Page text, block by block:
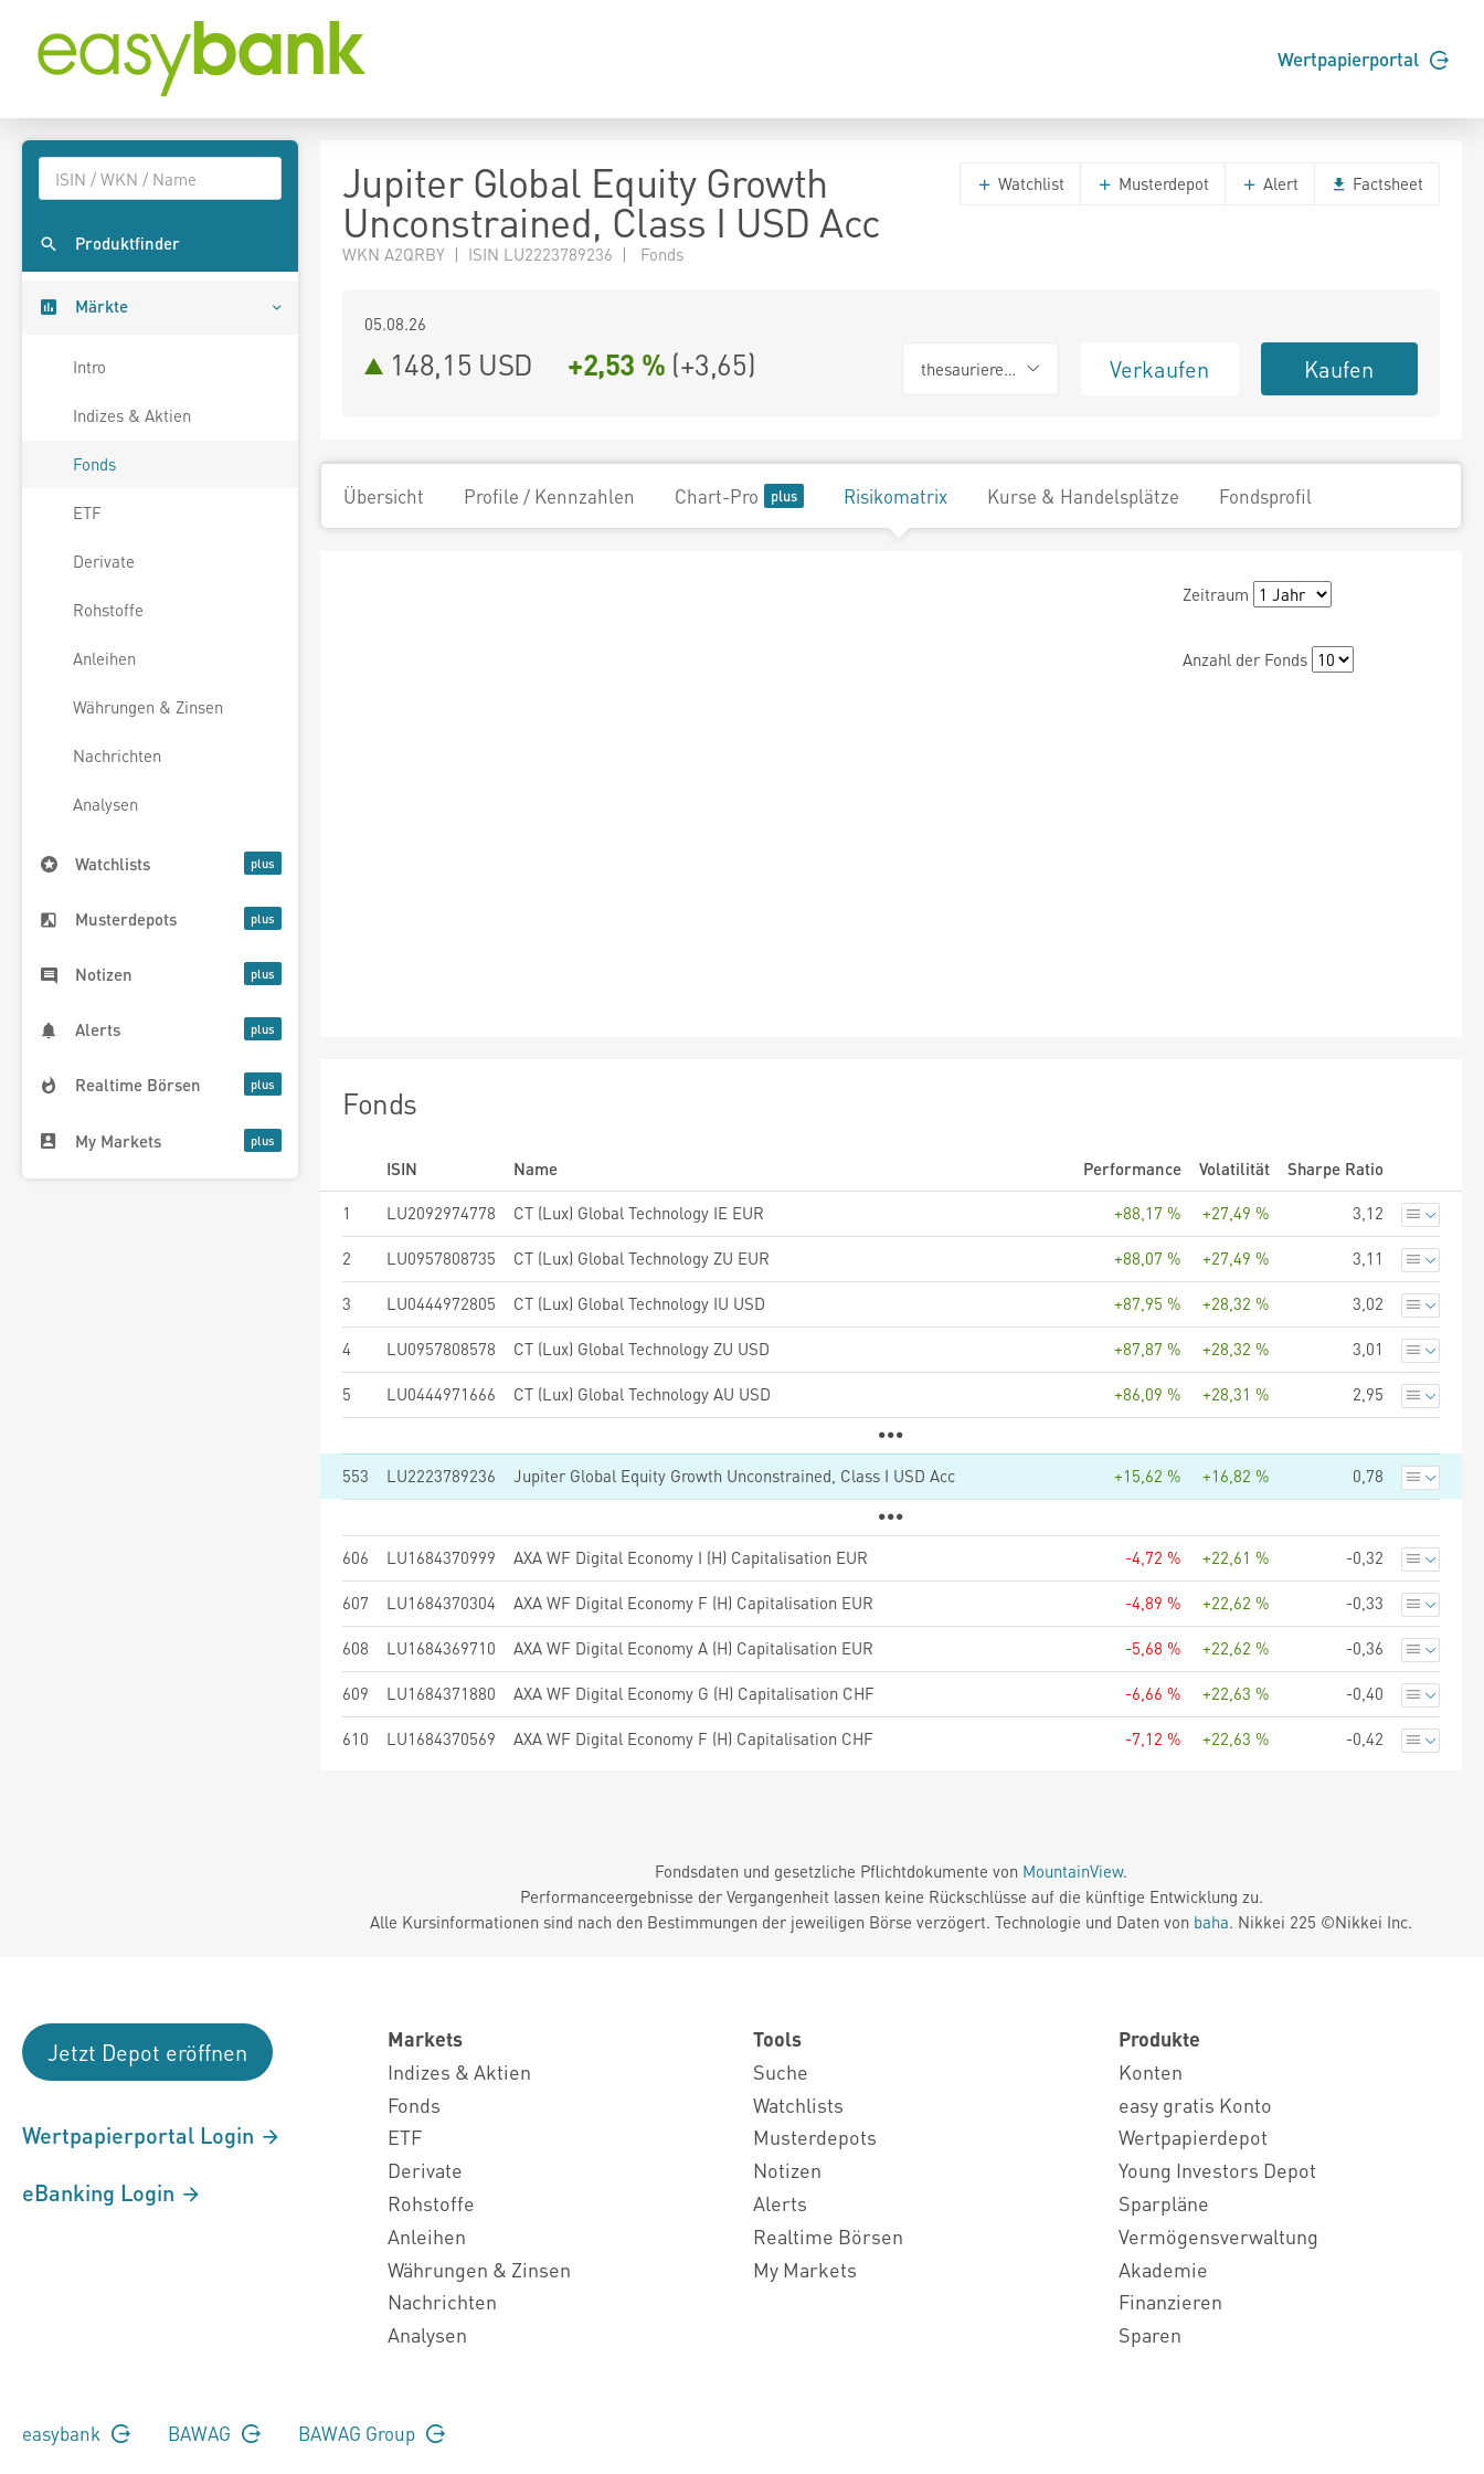
Wertpapierportal
Produktfinder
Märkte
Intro
Indizes & Aktien
Fonds
ETF
Derivate
Rohstoffe
Anleihen
Währungen & Zinsen
Nachrichten
Analysen
Watchlists
Musterdepots
Notizen
Alerts
Realtime Börsen
My Markets
Jupiter Global Equity Growth
Unconstrained, Class I USD Acc
WKN A2QRBY | ISIN LU2223789236 | Fonds
Watchlist Musterdepot Alert Factsheet
05.08.26
148,15 USD +2,53 % (+3,65) thesaurierend Verkaufen Kaufen
Übersicht Profile / Kennzahlen Chart-Pro Risikomatrix Kurse & Handelsplätze Fondsprofil
Zeitraum
Anzahl der Fonds
Fonds
ISIN Name Performance Volatilität
Sharpe Ratio
1
LU2092974778 CT (Lux) Global Technology IE EUR +88,17 % +27,49 % 3,12
2 LU0957808735 CT (Lux) Global Technology ZU EUR +88,07 % +27,49 % 3,11
3 LU0444972805 CT (Lux) Global Technology IU USD +87,95 % +28,32 % 3,02
4 LU0957808578 CT (Lux) Global Technology ZU USD +87,87 % +28,32 % 3,01
5 LU0444971666 CT (Lux) Global Technology AU USD +86,09 % +28,31 % 2,95
553 LU2223789236 Jupiter Global Equity Growth Unconstrained, Class I USD Acc +15,62 % +16,82 % 0,78
606 LU1684370999 AXA WF Digital Economy I (H) Capitalisation EUR -4,72 % +22,61 % -0,32
607 LU1684370304 AXA WF Digital Economy F (H) Capitalisation EUR -4,89 % +22,62 % -0,33
608 LU1684369710 AXA WF Digital Economy A (H) Capitalisation EUR -5,68 % +22,62 % -0,36
609 LU1684371880 AXA WF Digital Economy G (H) Capitalisation CHF -6,66 % +22,63 % -0,40
610 LU1684370569 AXA WF Digital Economy F (H) Capitalisation CHF -7,12 % +22,63 % -0,42
Fondsdaten und gesetzliche Pflichtdokumente von MountainView.
Performanceergebnisse der Vergangenheit lassen keine Rückschlüsse auf die künftige Entwicklung zu.
Alle Kursinformationen sind nach den Bestimmungen der jeweiligen Börse verzögert. Technologie und Daten von baha. Nikkei 225 ©Nikkei Inc.
Jetzt Depot eröffnen
Wertpapierportal Login
eBanking Login
Markets
Indizes & Aktien
Fonds
ETF
Derivate
Rohstoffe
Anleihen
Währungen & Zinsen
Nachrichten
Analysen
Tools
Suche
Watchlists
Musterdepots
Notizen
Alerts
Realtime Börsen
My Markets
Produkte
Konten
easy gratis Konto
Wertpapierdepot
Young Investors Depot
Sparpläne
Vermögensverwaltung
Akademie
Finanzieren
Sparen
easybank BAWAG BAWAG Group